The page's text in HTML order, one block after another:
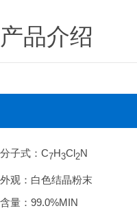
产品介绍
分子式：C 7H3Cl2N
外观：白色结晶粉末
含量：99.0%MIN